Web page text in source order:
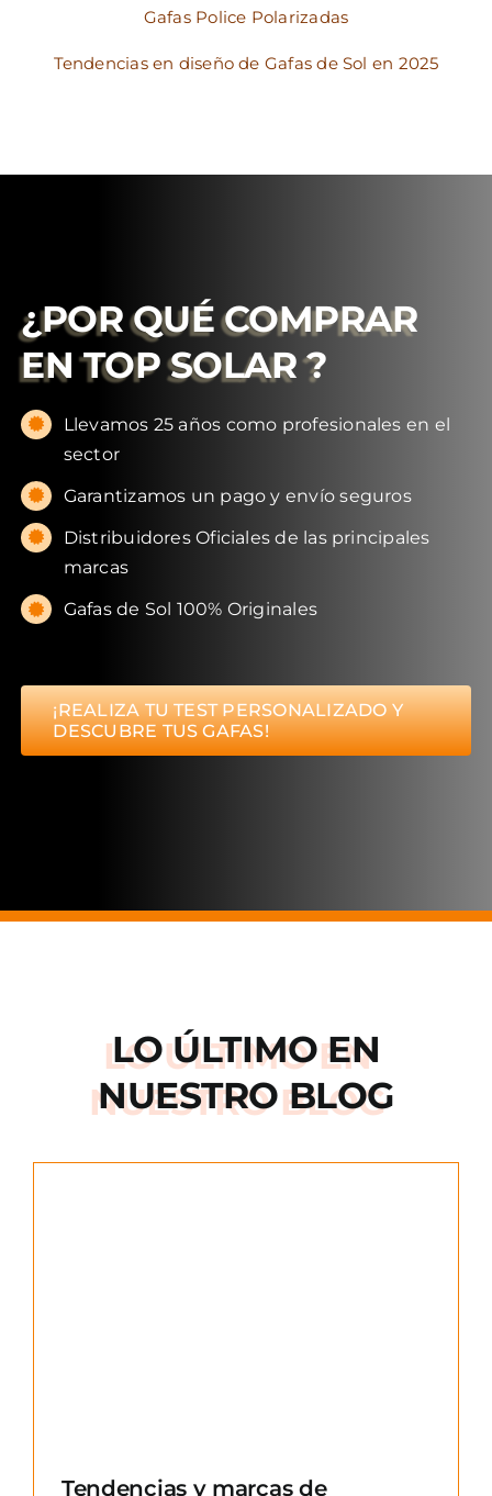
Gafas Police Polarizadas
Tendencias en diseño de Gafas de Sol en 2025
¿POR QUÉ COMPRAR
EN TOP SOLAR ?
Llevamos 25 años como profesionales en el
sector
Garantizamos un pago y envío seguros
Distribuidores Oficiales de las principales
marcas
Gafas de Sol 100% Originales
¡REALIZA TU TEST PERSONALIZADO Y
DESCUBRE TUS GAFAS!
LO ÚLTIMO EN
NUESTRO BLOG
Tendencias y marcas de